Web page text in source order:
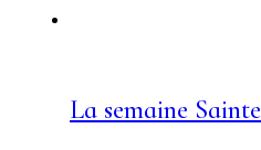
La semaine Sainte